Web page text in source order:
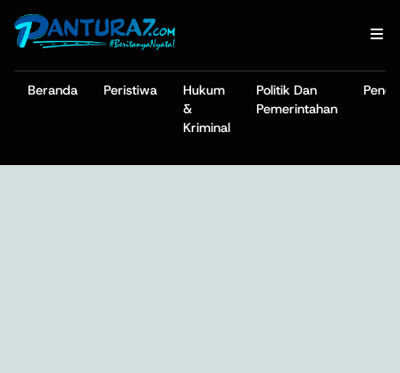
Beranda Peristiwa
Hukum
&
Kriminal
Politik Dan
Pemerintahan